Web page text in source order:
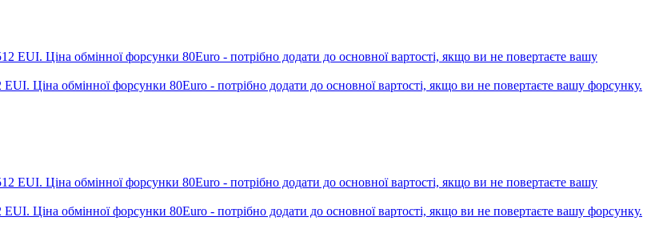
Ціна обмінної форсунки 80Euro - потрібно додати до основної вартості, якщо ви не повертаєте вашу форсунку.
Ціна обмінної форсунки 80Euro - потрібно додати до основної вартості, якщо ви не повертаєте вашу форсунку.